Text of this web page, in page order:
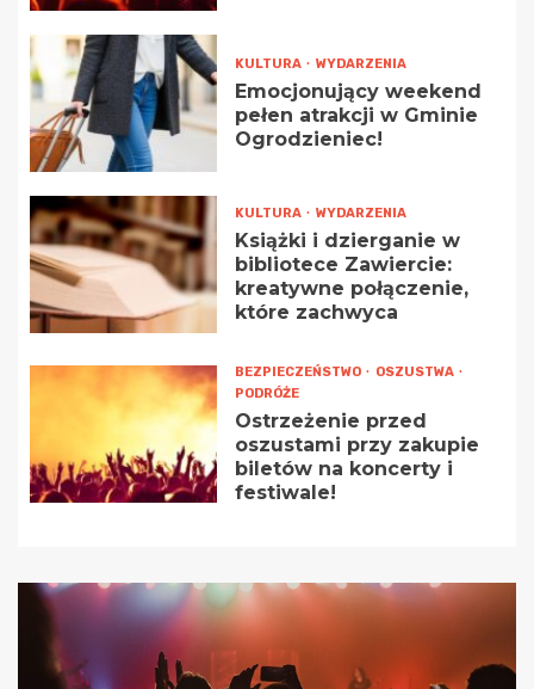
KULTURA WYDARZENIA
Emocjonujący weekend
pełen atrakcji w Gminie
Ogrodzieniec!
KULTURA WYDARZENIA
Książki i dzierganie w
bibliotece Zawiercie:
kreatywne połączenie,
które zachwyca
BEZPIECZEŃSTWO
OSZUSTWA
PODRÓŻE
Ostrzeżenie przed
oszustami przy zakupie
biletów na koncerty i
festiwale!